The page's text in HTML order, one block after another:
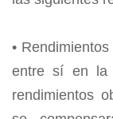
•
entre sí en la
rendimientos